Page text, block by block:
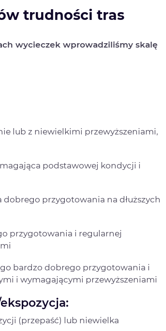
trudności tras
wycieczek wprowadziliśmy skalę
lub z niewielkimi przewyższeniami,
podstawowej kondycji i
przygotowania na dłuższych
przygotowania i regularnej
bardzo dobrego przygotowania i
i wymagającymi przewyższeniami
(przepaść) lub niewielka